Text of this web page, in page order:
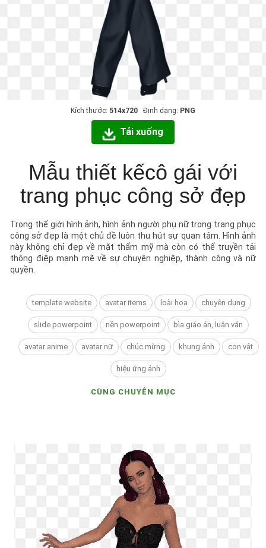
Kích thước: 514x720 Định dạng: PNG
Tải xuống
Mẫu thiết kếcô gái với
trang phục công sở đẹp
Trong thế giới hình ảnh, hình ảnh người phụ nữ trong trang phục
công sở đẹp là một chủ đề luôn thu hút sự quan tâm. Hình ảnh
này không chỉ đẹp về mặt thẩm mỹ mà còn có thể truyền tải
thông điệp mạnh mẽ về sự chuyên nghiệp, thành công và nữ
quyền.
template website avatar items loài hoa chuyên dụng
slide powerpoint nền powerpoint bìa giáo án, luận văn
avatar anime avatar nữ chúc mừng khung ảnh con vật
hiệu ứng ảnh
CÙNG CHUYÊN MỤC